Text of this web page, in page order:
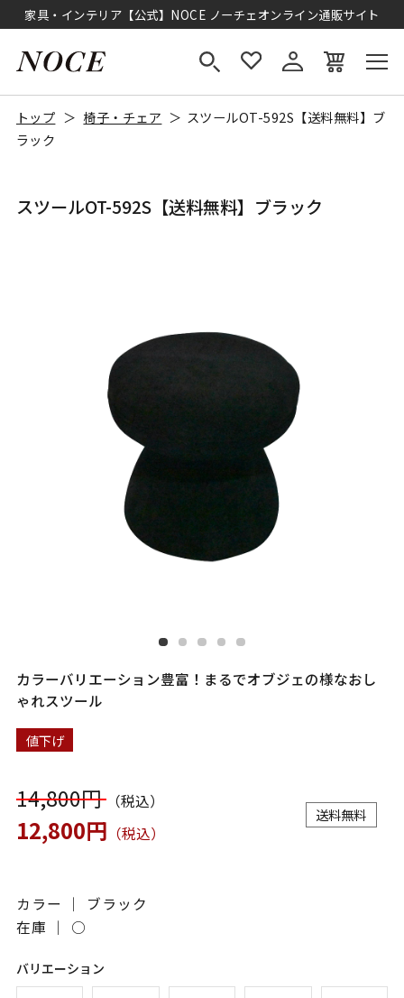
家具・インテリア【公式】NOCE ノーチェオンライン通販サイト
トップ 椅子・チェア
スツールOT-592S【送料無料】ブ
ラック
スツールOT-592S【送料無料】ブラック
カラーバリエーション豊富！まるでオブジェの様なおし
ゃれスツール
値下げ
14,800円（税込）
12,800円 （税込）
送料無料
カラー ｜ ブラック
在庫 ｜ ○
バリエーション